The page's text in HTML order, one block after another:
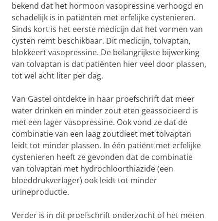
bekend dat het hormoon vasopressine verhoogd en
schadelijk is in patiënten met erfelijke cystenieren.
Sinds kort is het eerste medicijn dat het vormen van
cysten remt beschikbaar. Dit medicijn, tolvaptan,
blokkeert vasopressine. De belangrijkste bijwerking
van tolvaptan is dat patiënten hier veel door plassen,
tot wel acht liter per dag.
Van Gastel ontdekte in haar proefschrift dat meer
water drinken en minder zout eten geassocieerd is
met een lager vasopressine. Ook vond ze dat de
combinatie van een laag zoutdieet met tolvaptan
leidt tot minder plassen. In één patiënt met erfelijke
cystenieren heeft ze gevonden dat de combinatie
van tolvaptan met hydrochloorthiazide (een
bloeddrukverlager) ook leidt tot minder
urineproductie.
Verder is in dit proefschrift onderzocht of het meten